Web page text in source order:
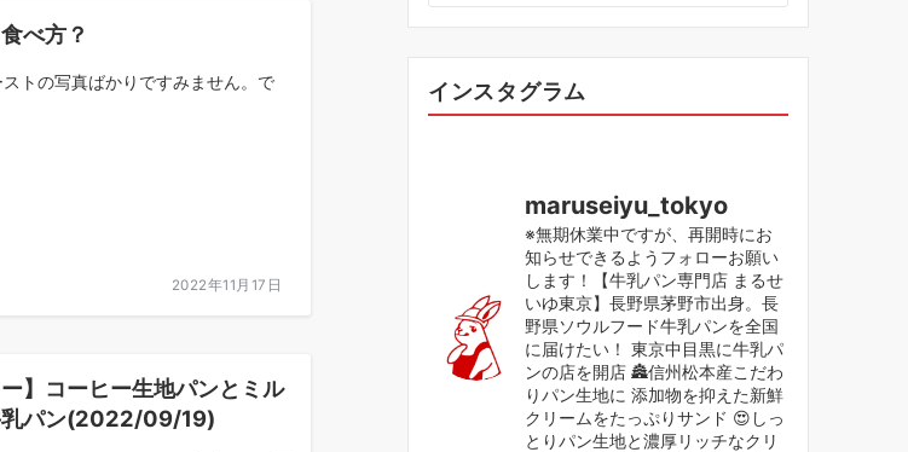
べ方？
トの写真ばかりですみません。で
2022年11月17日
】コーヒー生地パンとミル
乳パン(2022/09/19)
インスタグラム
maruseiyu_tokyo
※無期休業中ですが、再開時にお
知らせできるようフォローお願い
します！【牛乳パン専門店 まるせ
いゆ東京】長野県茅野市出身。長
野県ソウルフード牛乳パンを全国
に届けたい！ 東京中目黒に牛乳パ
ンの店を開店 🏯信州松本産こだわ
りパン生地に 添加物を抑えた新鮮
クリームをたっぷりサンド 😍しっ
とりパン生地と濃厚リッチなクリ